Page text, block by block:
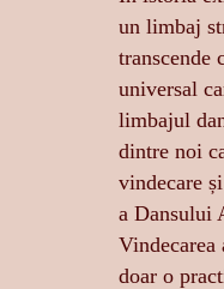
un limbaj
transcende
universal
limbajul
dintre noi
vindecare
a Dansului
Vindecarea
doar o